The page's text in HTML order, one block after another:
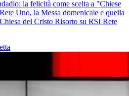
la felicità come scelta a "Chiese
Uno, la Messa domenicale e quella
del Cristo Risorto su RSI Rete